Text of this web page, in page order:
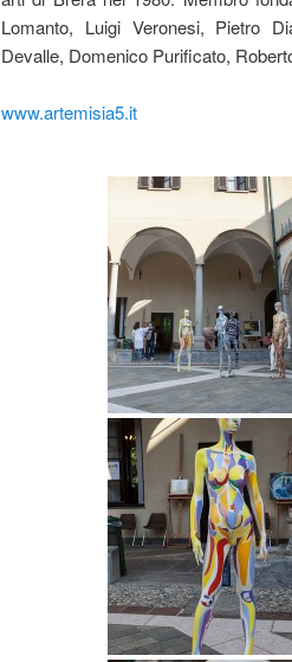
Lomanto, Luigi Veronesi, Pietro
Devalle, Domenico Purificato,
www.artemisia5.it